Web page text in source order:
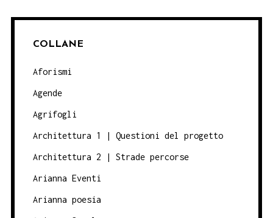
COLLANE
Aforismi
Agende
Agrifogli
Architettura 1 | Questioni del progetto
Architettura 2 | Strade percorse
Arianna Eventi
Arianna poesia